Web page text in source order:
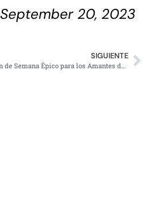
September 20, 2023
SIGUIENTE
AniMole 2023: Un Fin de Semana Épico para los Amantes del Anime